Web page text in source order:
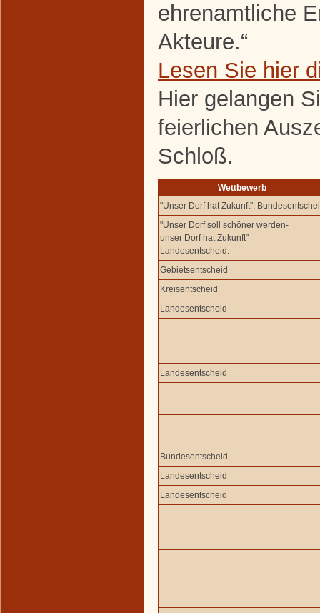
ehrenamtliche
Akteure.“
Lesen Sie hier
Hier gelangen
feierlichen
Schloß.
Wettbewerb
"Unser Dorf hat Zukunft",
"Unser Dorf soll schöner werden-
unser Dorf hat Zukunft"
Landesentscheid:
Gebietsentscheid
Kreisentscheid
Landesentscheid
Landesentscheid
Bundesentscheid
Landesentscheid
Landesentscheid